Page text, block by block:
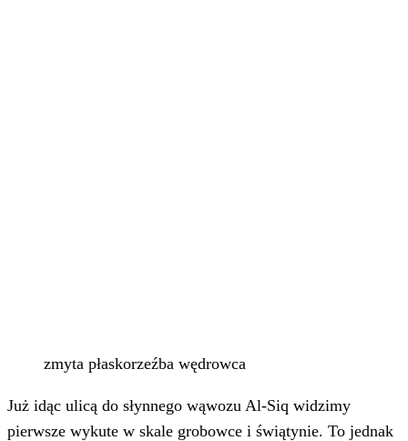
zmyta płaskorzeźba wędrowca
Już idąc ulicą do słynnego wąwozu Al-Siq widzimy
pierwsze wykute w skale grobowce i świątynie. To jednak